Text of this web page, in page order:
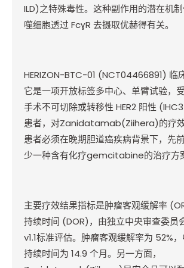
ILD)之特殊毒性。这种副作用的潜在机
噬细胞透过FcɣR 去摄取优赫得有关。
HERIZON-BTC-01 (NCT04466891) 临
它是一项开放标签多中心、单臂试验，
手术不可切除或转移性HER2 阳性
患者，对Zanidatamab(Ziihera)的疗
患者必须在晚期胆道癌疾病背景下，先
少一种含有化疗gemcitabine的治疗方
主要疗效结果指标是肿瘤客观缓解率
持续时间 (DOR)，由独立中央审查委员
v1.1标准评估。肿瘤客观缓解率为 52%
持续时间为 14.9 个月。另一方面，